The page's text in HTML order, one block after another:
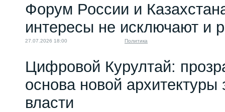
Форум России и
интересы не исключают и
27.07.2026 18:00 Политика
Цифровой Курултай:
основа новой архитектуры
власти